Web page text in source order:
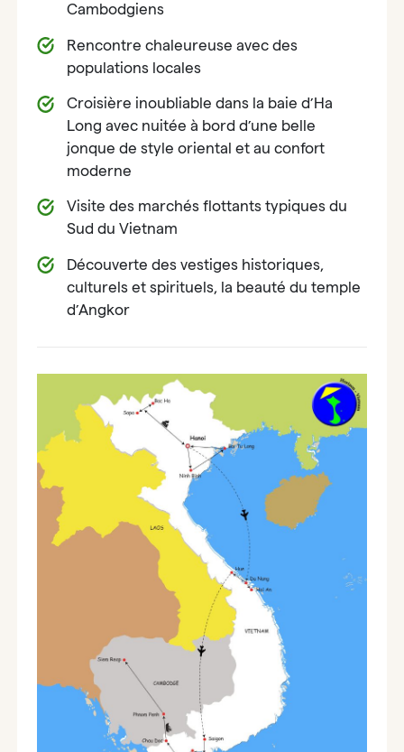
Cambodgiens
Rencontre chaleureuse avec des
populations locales
Croisière inoubliable dans la baie d’Ha
Long avec nuitée à bord d’une belle
jonque de style oriental et au confort
moderne
Visite des marchés flottants typiques du
Sud du Vietnam
Découverte des vestiges historiques,
culturels et spirituels, la beauté du temple
d’Angkor